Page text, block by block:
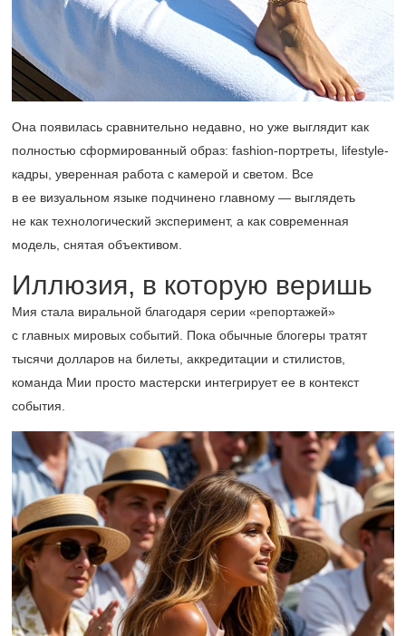
Она появилась сравнительно недавно, но уже выглядит как
полностью сформированный образ: fashion-портреты, lifestyle-
кадры, уверенная работа с камерой и светом. Все
в ее визуальном языке подчинено главному — выглядеть
не как технологический эксперимент, а как современная
модель, снятая объективом.
Иллюзия, в которую веришь
Мия стала виральной благодаря серии «репортажей»
с главных мировых событий. Пока обычные блогеры тратят
тысячи долларов на билеты, аккредитации и стилистов,
команда Мии просто мастерски интегрирует ее в контекст
события.